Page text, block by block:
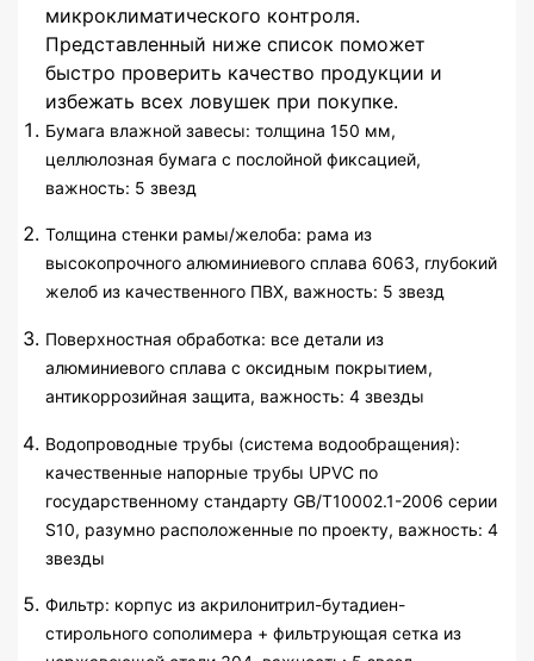
микроклиматического контроля.
Представленный ниже список поможет
быстро проверить качество продукции и
избежать всех ловушек при покупке.
Бумага влажной завесы: толщина 150 мм,
целлюлозная бумага с послойной фиксацией,
важность: 5 звезд
Толщина стенки рамы/желоба: рама из
высокопрочного алюминиевого сплава 6063, глубокий
желоб из качественного ПВХ, важность: 5 звезд
Поверхностная обработка: все детали из
алюминиевого сплава с оксидным покрытием,
антикоррозийная защита, важность: 4 звезды
Водопроводные трубы (система водообращения):
качественные напорные трубы UPVC по
государственному стандарту GB/T10002.1-2006 серии
S10, разумно расположенные по проекту, важность: 4
звезды
Фильтр: корпус из акрилонитрил-бутадиен-
стирольного сополимера + фильтрующая сетка из